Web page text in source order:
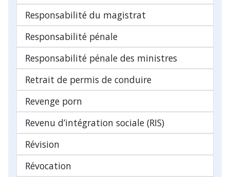
Responsabilité du magistrat
Responsabilité pénale
Responsabilité pénale des ministres
Retrait de permis de conduire
Revenge porn
Revenu d’intégration sociale (RIS)
Révision
Révocation